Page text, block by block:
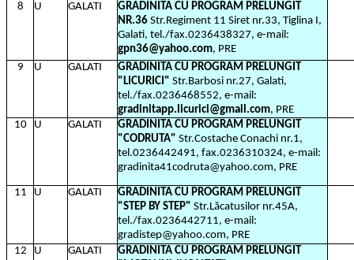
8 U GALATI
GRADINITA CU PROGRAM PRELUNGIT
NR.36 Str.Regiment 11 Siret nr.33, Tiglina I,
Galati, tel./fax.0236438327, e-mail:
gpn36@yahoo.com, PRE
9
U GALATI
GRADINITA CU PROGRAM PRELUNGIT
"LICURICI" Str.Barbosi nr.27, Galati,
tel./fax.0236468552, e-mail:
gradinitapp.licurici@gmail.com, PRE
10
U GALATI
GRADINITA CU PROGRAM PRELUNGIT
"CODRUTA" Str.Costache Conachi nr.1,
tel.0236442491, fax.0236310324, e-mail:
gradinita41codruta@yahoo.com, PRE
11 U GALATI
GRADINITA CU PROGRAM PRELUNGIT
"STEP BY STEP" Str.Lăcatusilor nr.45A,
tel./fax.0236442711, e-mail:
gradistep@yahoo.com, PRE
12
U GALATI
GRADINITA CU PROGRAM PRELUNGIT